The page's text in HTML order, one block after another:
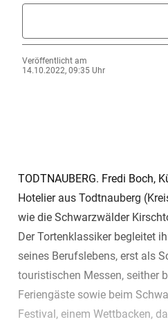
Veröffentlicht am
14.10.2022, 09:35 Uhr
TODTNAUBERG. Fredi Boch,
Hotelier aus Todtnauberg
wie die Schwarzwälder
Der Tortenklassiker begleitet
seines Berufslebens, erst als
touristischen Messen, seither
Feriengäste sowie beim
Festival, einem Wettbacken,